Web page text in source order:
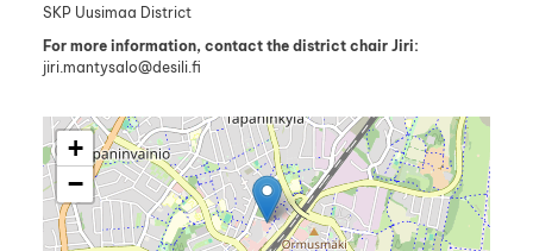
SKP Uusimaa District
For more information, contact the district chair Jiri:
jiri.mantysalo@desili.fi
+
−